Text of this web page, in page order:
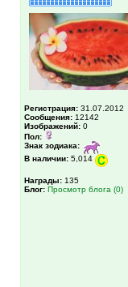
Регистрация: 31.07.2012
Сообщения: 12142
Изображений: 0
Пол:
Знак зодиака:
В наличии: 5,014
Награды: 135
Блог: Просмотр блога (0)